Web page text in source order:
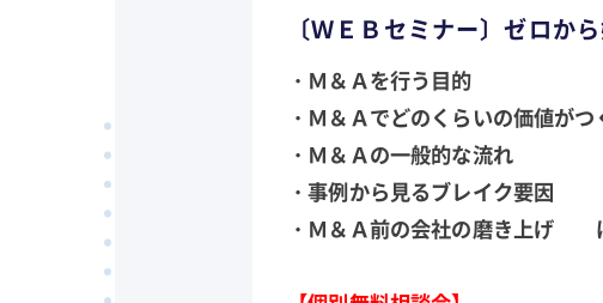
〔ＷＥＢセミナー〕ゼロか
・Ｍ＆Ａを行う目的
・Ｍ＆Ａでどのくらいの価値がつ
・Ｍ＆Ａの一般的な流れ
・事例から見るブレイク要因
・Ｍ＆Ａ前の会社の磨き上げ